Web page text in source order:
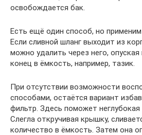
освобождается бак.
Есть ещё один способ, но
Если сливной шланг выходит из
можно удалить через него, опуская
конец в ёмкость, например, тазик.
При отсутствии возможности
способами, остаётся вариант
фильтр. Здесь поможет неглубокая
Слегла откручивая крышку,
количество в ёмкость. Затем она